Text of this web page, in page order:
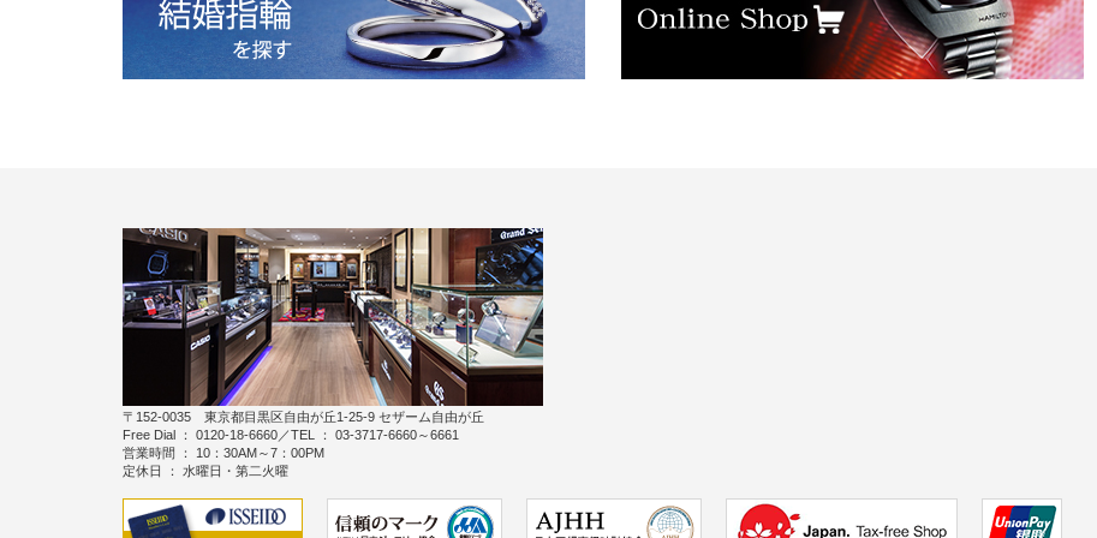
〒152-0035 東京都目黒区自由が丘1-25-9 セザーム自由が丘
Free Dial ： 0120-18-6660／TEL ： 03-3717-6660～6661
営業時間 ： 10：30AM～7：00PM
定休日 ： 水曜日・第二火曜